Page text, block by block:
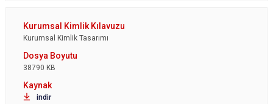
Kurumsal Kimlik Tasarımı
38790 KB
indir